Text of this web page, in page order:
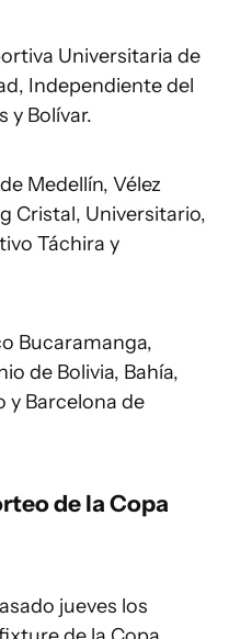
Universitaria de
Independiente del
y Bolívar.
Medellín, Vélez
Cristal, Universitario,
Táchira y
Bucaramanga,
de Bolivia, Bahía,
y Barcelona de
de la Copa
jueves los